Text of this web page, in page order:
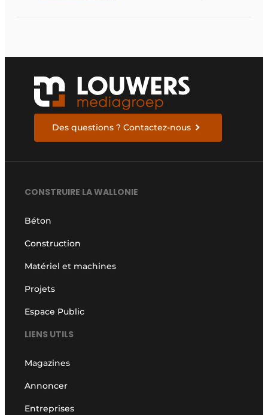
Des questions ? Contactez-nous
CONSTRUIRE LA WALLONIE
Béton
Construction
Matériel et machines
Projets
Espace Public
LIENS UTILS
Magazines
Annoncer
Entreprises